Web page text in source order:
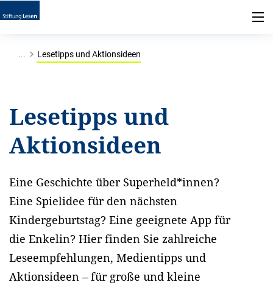
... Lesetipps und Aktionsideen
Lesetipps und
Aktionsideen
Eine Geschichte über Superheld*innen?
Eine Spielidee für den nächsten
Kindergeburtstag? Eine geeignete App für
die Enkelin? Hier finden Sie zahlreiche
Leseempfehlungen, Medientipps und
Aktionsideen – für große und kleine